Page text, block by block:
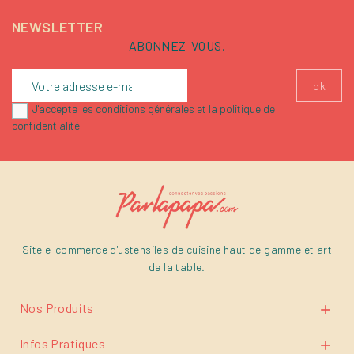
NEWSLETTER
ABONNEZ-VOUS.
J'accepte les conditions générales et la politique de
confidentialité
Site e-commerce d'ustensiles de cuisine haut de gamme et art
de la table.
Nos Produits 
Infos Pratiques 